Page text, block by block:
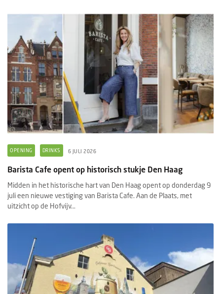
OPENING DRINKS 6 JULI 2026
Barista Cafe opent op historisch stukje Den Haag
Midden in het historische hart van Den Haag opent op donderdag 9
juli een nieuwe vestiging van Barista Cafe. Aan de Plaats, met
uitzicht op de Hofvijv...